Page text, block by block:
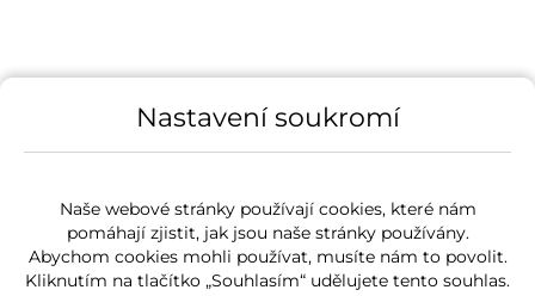
Nastavení soukromí
Naše webové stránky používají cookies, které nám
pomáhají zjistit, jak jsou naše stránky používány.
Abychom cookies mohli používat, musíte nám to povolit.
Kliknutím na tlačítko „Souhlasím“ udělujete tento souhlas.